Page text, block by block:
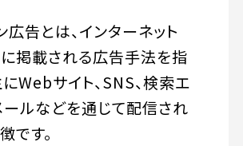
広告とは、インターネット
掲載される広告手法を指
にWebサイト、SNS、検索エ
ールなどを通じて配信され
です。